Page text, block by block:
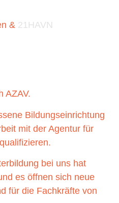
& 21HAVN
AZAV.
Bildungseinrichtung
mit der Agentur für
bei uns hat
es öffnen sich neue
für die Fachkräfte von